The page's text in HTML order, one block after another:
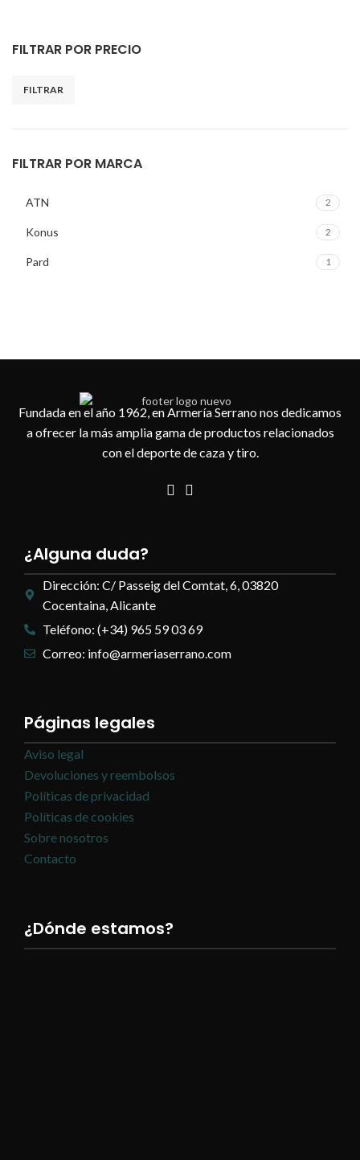
FILTRAR POR PRECIO
FILTRAR
FILTRAR POR MARCA
ATN 2
Konus 2
Pard 1
Fundada en el año 1962, en Armería Serrano nos dedicamos
a ofrecer la más amplia gama de productos relacionados
con el deporte de caza y tiro.
¿Alguna duda?
Dirección: C/ Passeig del Comtat, 6, 03820
Cocentaina, Alicante
Teléfono: (+34) 965 59 03 69
Correo: info@armeriaserrano.com
Páginas legales
Aviso legal
Devoluciones y reembolsos
Políticas de privacidad
Políticas de cookies
Sobre nosotros
Contacto
¿Dónde estamos?